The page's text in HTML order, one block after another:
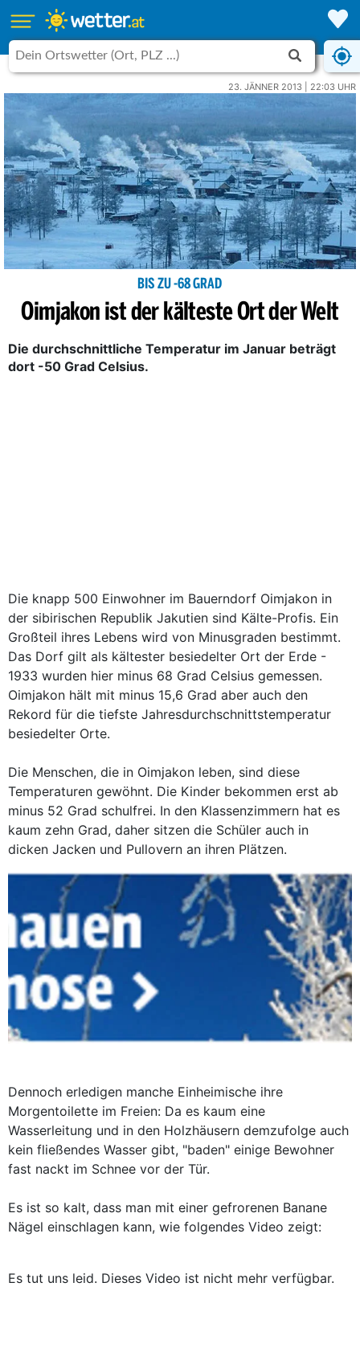
23. JÄNNER 2013 | 22:03 UHR
BIS ZU -68 GRAD
Oimjakon ist der kälteste Ort der Welt
Die durchschnittliche Temperatur im Januar beträgt
dort -50 Grad Celsius.
Die knapp 500 Einwohner im Bauerndorf Oimjakon in
der sibirischen Republik Jakutien sind Kälte-Profis. Ein
Großteil ihres Lebens wird von Minusgraden bestimmt.
Das Dorf gilt als kältester besiedelter Ort der Erde -
1933 wurden hier minus 68 Grad Celsius gemessen.
Oimjakon hält mit minus 15,6 Grad aber auch den
Rekord für die tiefste Jahresdurchschnittstemperatur
besiedelter Orte.
Die Menschen, die in Oimjakon leben, sind diese
Temperaturen gewöhnt. Die Kinder bekommen erst ab
minus 52 Grad schulfrei. In den Klassenzimmern hat es
kaum zehn Grad, daher sitzen die Schüler auch in
dicken Jacken und Pullovern an ihren Plätzen.
Dennoch erledigen manche Einheimische ihre
Morgentoilette im Freien: Da es kaum eine
Wasserleitung und in den Holzhäusern demzufolge auch
kein fließendes Wasser gibt, "baden" einige Bewohner
fast nackt im Schnee vor der Tür.
Es ist so kalt, dass man mit einer gefrorenen Banane
Nägel einschlagen kann, wie folgendes Video zeigt:
Es tut uns leid. Dieses Video ist nicht mehr verfügbar.